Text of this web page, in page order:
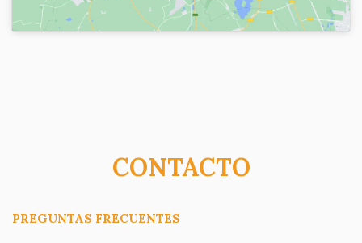
CONTACTO
PREGUNTAS FRECUENTES